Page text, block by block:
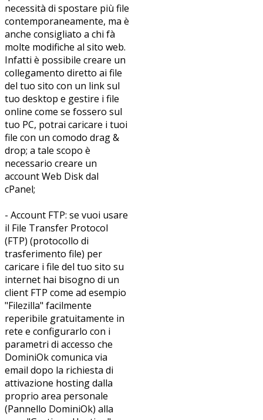
necessità di spostare più file
contemporaneamente, ma è
anche consigliato a chi fà
molte modifiche al sito web.
Infatti è possibile creare un
collegamento diretto ai file
del tuo sito con un link sul
tuo desktop e gestire i file
online come se fossero sul
tuo PC, potrai caricare i tuoi
file con un comodo drag &
drop; a tale scopo è
necessario creare un
account Web Disk dal
cPanel;
- Account FTP: se vuoi usare
il File Transfer Protocol
(FTP) (protocollo di
trasferimento file) per
caricare i file del tuo sito su
internet hai bisogno di un
client FTP come ad esempio
"Filezilla" facilmente
reperibile gratuitamente in
rete e configurarlo con i
parametri di accesso che
DominiOk comunica via
email dopo la richiesta di
attivazione hosting dalla
proprio area personale
(Pannello DominiOk) alla